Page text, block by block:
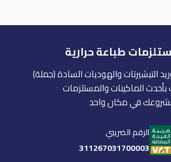
طباعة حرارية
التيشيرتات والهوديات السادة (جملة)
بأحدث الماكينات والمستلزمات
مشروعك في مكان واحد
الرقم الضريبي
311267031700003